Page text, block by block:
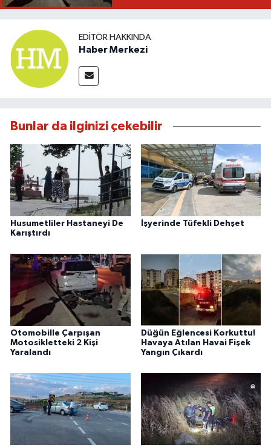
EDITÖR HAKKINDA
Haber Merkezi
Bunlar da ilginizi çekebilir
Husumetliler Hastaneyi De
Karıştırdı
İşyerinde Tüfekli Dehşet
Otomobille Çarpışan
Motosikletteki 2 Kişi
Yaralandı
Düğün Eğlencesi Korkuttu!
Havaya Atılan Havai Fişek
Yangın Çıkardı